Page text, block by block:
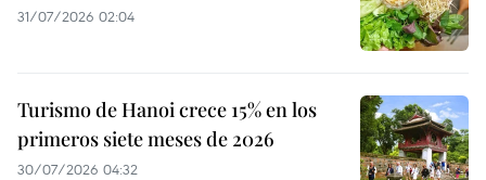
31/07/2026 02:04
Turismo de Hanoi crece 15% en los
primeros siete meses de 2026
30/07/2026 04:32